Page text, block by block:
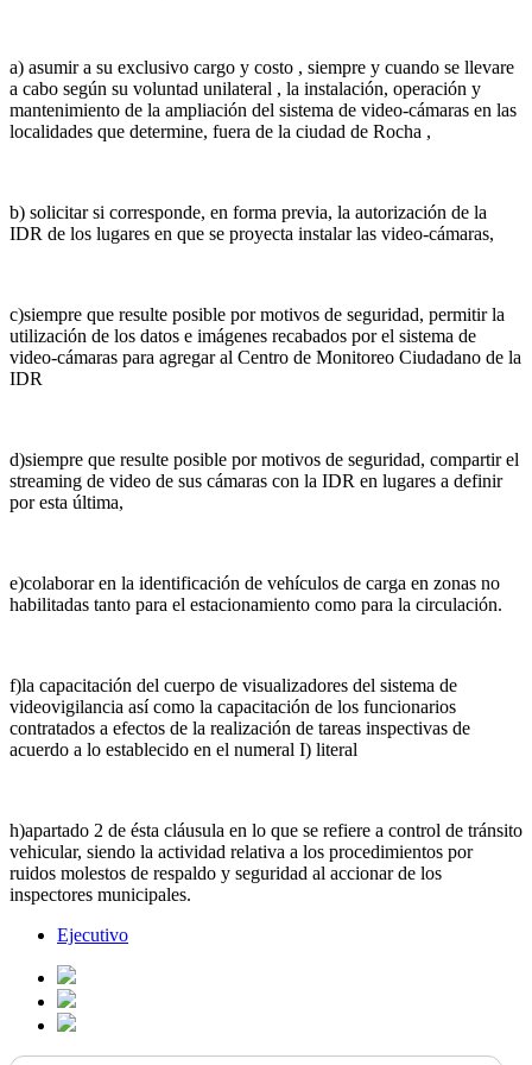
a) asumir a su exclusivo cargo y costo , siempre y cuando se llevare
a cabo según su voluntad unilateral , la instalación, operación y
mantenimiento de la ampliación del sistema de video-cámaras en las
localidades que determine, fuera de la ciudad de Rocha ,
b) solicitar si corresponde, en forma previa, la autorización de la
IDR de los lugares en que se proyecta instalar las video-cámaras,
c)siempre que resulte posible por motivos de seguridad, permitir la
utilización de los datos e imágenes recabados por el sistema de
video-cámaras para agregar al Centro de Monitoreo Ciudadano de la
IDR
d)siempre que resulte posible por motivos de seguridad, compartir el
streaming de video de sus cámaras con la IDR en lugares a definir
por esta última,
e)colaborar en la identificación de vehículos de carga en zonas no
habilitadas tanto para el estacionamiento como para la circulación.
f)la capacitación del cuerpo de visualizadores del sistema de
videovigilancia así como la capacitación de los funcionarios
contratados a efectos de la realización de tareas inspectivas de
acuerdo a lo establecido en el numeral I) literal
h)apartado 2 de ésta cláusula en lo que se refiere a control de tránsito
vehicular, siendo la actividad relativa a los procedimientos por
ruidos molestos de respaldo y seguridad al accionar de los
inspectores municipales.
Ejecutivo